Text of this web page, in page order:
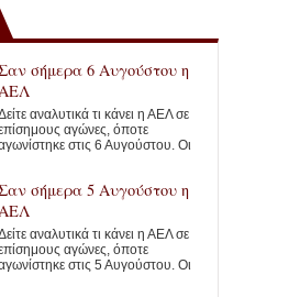
σήμερα 6 Αυγούστου η
αναλυτικά τι κάνει η ΑΕΛ σε
αγώνες, όποτε
στις 6 Αυγούστου. Οι
σήμερα 5 Αυγούστου η
αναλυτικά τι κάνει η ΑΕΛ σε
αγώνες, όποτε
στις 5 Αυγούστου. Οι